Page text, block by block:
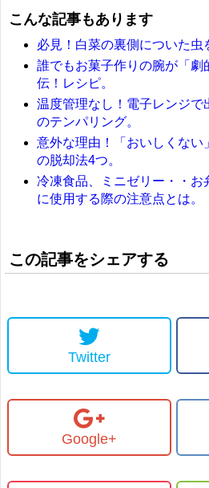
こんな記事もあります
必見！白菜の裏側についた虫
誰でもお菓子作りの腕が「劇
伝！レシピ。
温度管理なし！電子レンジで
のテンパリング。
意外な理由！「おいしくない
の脱却法4つ。
冷凍食品、ミニゼリー・・お
に使用する際の注意点とは。
この記事をシェアする
Twitter
Google+